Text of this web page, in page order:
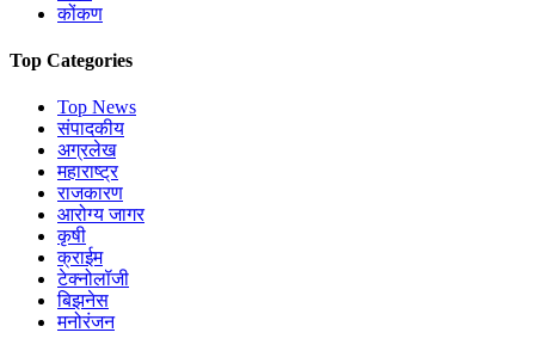
कोंकण
Top Categories
Top News
संपादकीय
अग्रलेख
महाराष्ट्र
राजकारण
आरोग्य जागर
कृषी
क्राईम
टेक्नोलॉजी
बिझनेस
मनोरंजन